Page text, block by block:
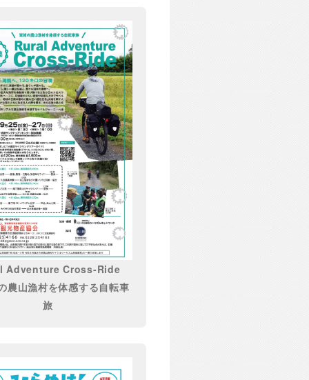
Adventure Cross-Ride
農山漁村を体感する自転車
旅